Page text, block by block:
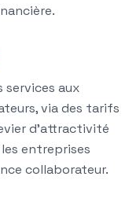
services aux
via des tarifs
d'attractivité
entreprises
collaborateur.